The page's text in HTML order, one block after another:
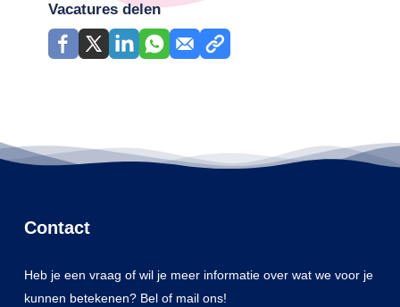
Vacatures delen
Contact
Heb je een vraag of wil je meer informatie over wat we voor je
kunnen betekenen? Bel of mail ons!